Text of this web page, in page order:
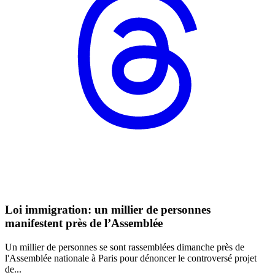
Loi immigration: un millier de personnes
manifestent près de l’Assemblée
Un millier de personnes se sont rassemblées dimanche près de
l'Assemblée nationale à Paris pour dénoncer le controversé projet
de...